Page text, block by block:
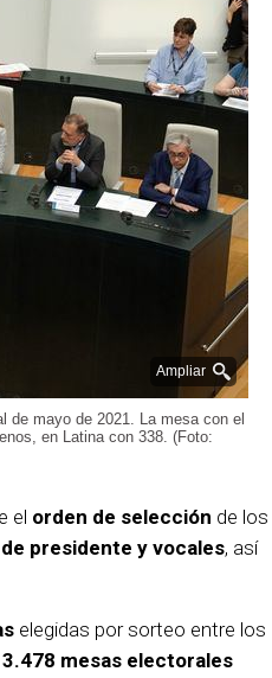
Ampliar
de mayo de 2021. La mesa con el
en Latina con 338. (Foto:
el orden de selección de los
presidente y vocales, así
elegidas por sorteo entre los
mesas electorales